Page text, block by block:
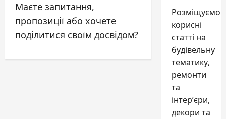
Маєте запитання,
пропозиції або хочете
поділитися своїм досвідом?
Розміщуємо
корисні
статті на
будівельну
тематику,
ремонти
та
інтер’єри,
декори та